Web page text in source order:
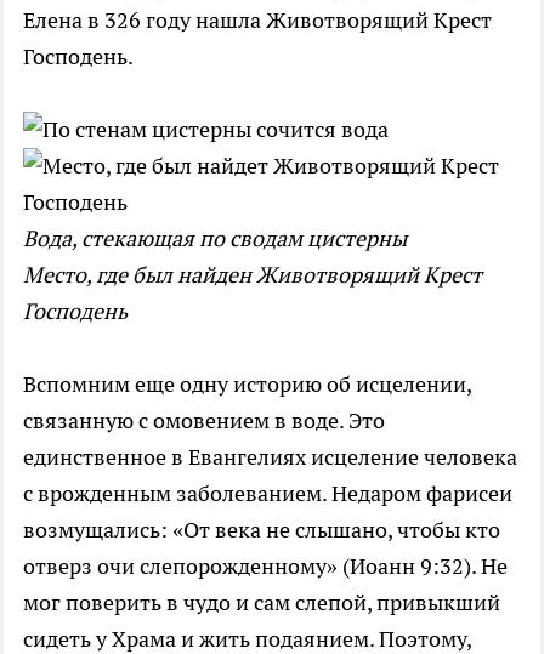
Елена в 326 году нашла Животворящий Крест
Господень.
Вода, стекающая по сводам цистерны
Место, где был найден Животворящий Крест
Господень
Вспомним еще одну историю об исцелении,
связанную с омовением в воде. Это
единственное в Евангелиях исцеление человека
с врожденным заболеванием. Недаром фарисеи
возмущались: «От века не слышано, чтобы кто
отверз очи слепорожденному» (Иоанн 9:32). Не
мог поверить в чудо и сам слепой, привыкший
сидеть у Храма и жить подаянием. Поэтому,